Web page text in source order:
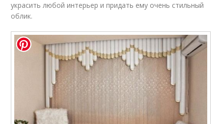
украсить любой интерьер и придать ему очень стильный
облик.